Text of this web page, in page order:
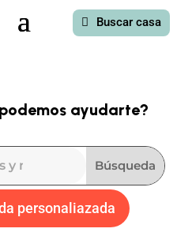
Buscar casa
podemos ayudarte?
personaliazada